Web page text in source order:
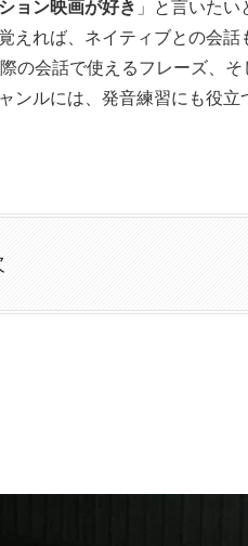
ョン映画が好き 」と言いた
えれば、ネイティブとの会話
の会話で使えるフレーズ、
ンルには、発音練習にも役立